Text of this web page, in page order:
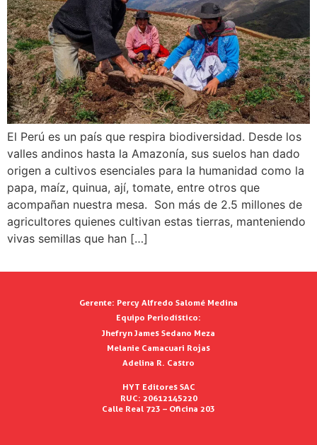
El Perú es un país que respira biodiversidad. Desde los
valles andinos hasta la Amazonía, sus suelos han dado
origen a cultivos esenciales para la humanidad como la
papa, maíz, quinua, ají, tomate, entre otros que
acompañan nuestra mesa. Son más de 2.5 millones de
agricultores quienes cultivan estas tierras, manteniendo
vivas semillas que han […]
Gerente: Percy Alfredo Salomé Medina
Equipo Periodístico:
Jhefryn James Sedano Meza
Melanie Camacuari Rojas
Adelina R. Castro
HYT Editores SAC
RUC: 20612145220
Calle Real 723 – Oficina 203